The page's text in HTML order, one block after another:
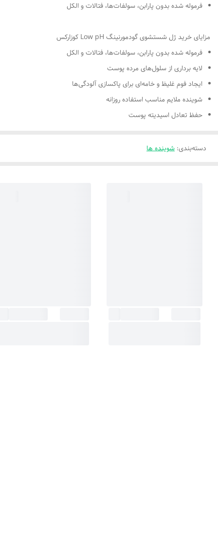
فرموله شده بدون پارابن، سولفات‌ها، فتالات و الکل
مزایای خرید ژل شستشوی گودمورنینگ Low pH کوزارکس
فرموله شده بدون پارابن، سولفات‌ها، فتالات و الکل
لایه برداری از سلول‌های مرده پوست
ایجاد فوم غلیظ و خامه‌ای برای پاکسازی آلودگی‌ها
شوینده ملایم مناسب استفاده روزانه
حفظ تعادل اسیدیته پوست
دسته‌بندی: شوینده ها